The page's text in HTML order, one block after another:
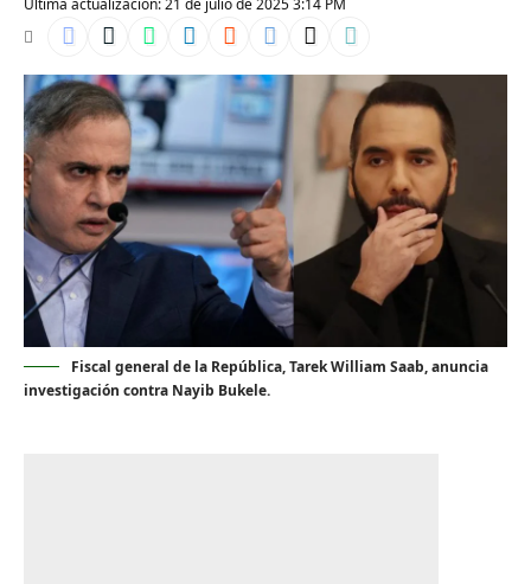
Última actualización: 21 de julio de 2025 3:14 PM
Fiscal general de la República, Tarek William Saab, anuncia
investigación contra Nayib Bukele.